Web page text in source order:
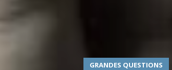
GRANDES QUESTIONS